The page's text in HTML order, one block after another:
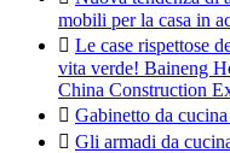
mobili per la casa in
 Le case rispettose
vita verde! Baineng
China Construction
 Gabinetto da
 Gli armadi da